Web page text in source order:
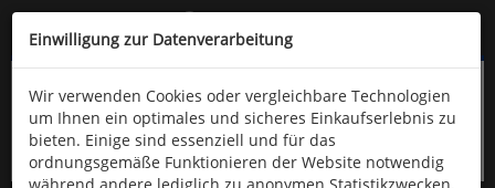
Kompletten Head der Seite überspringen
oder (06766) 9323-960
Einwilligung zur Datenverarbeitung
Wir verwenden Cookies oder vergleichbare Technologien
um Ihnen ein optimales und sicheres Einkaufserlebnis zu
bieten. Einige sind essenziell und für das
ordnungsgemäße Funktionieren der Website notwendig